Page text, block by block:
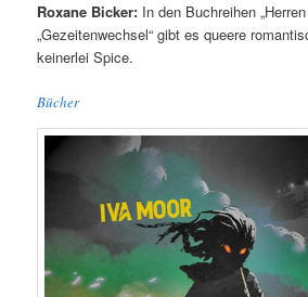
Roxane Bicker: In den Buchreihen
„Gezeitenwechsel“ gibt es queere
keinerlei Spice.
Bücher